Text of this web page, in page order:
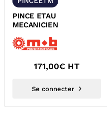
PINCE ETAU
MECANICIEN
171,00€ HT
Se connecter